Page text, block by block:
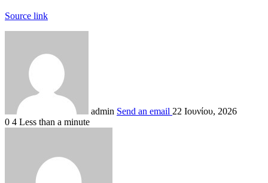
Source link
admin Send an email 22 Ιουνίου, 2026
0 4 Less than a minute